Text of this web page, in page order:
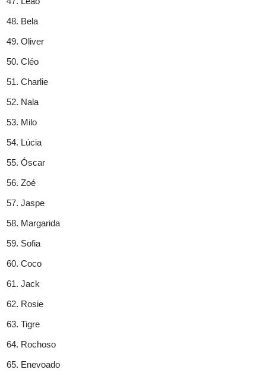
Bela
Oliver
Cléo
Charlie
Nala
Milo
Lúcia
Óscar
Zoé
Jaspe
Margarida
Sofia
Coco
Jack
Rosie
Tigre
Rochoso
Enevoado